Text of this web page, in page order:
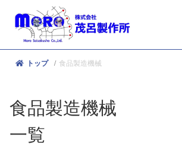
トップ 食品製造機械
食品製造機械
一覧